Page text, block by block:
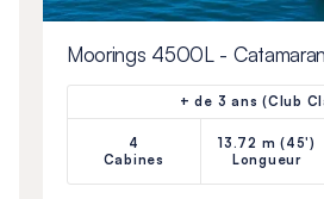
Moorings 4500L -
+ de 3 ans (Club
4
Cabines
13.72 m (45')
Longueur